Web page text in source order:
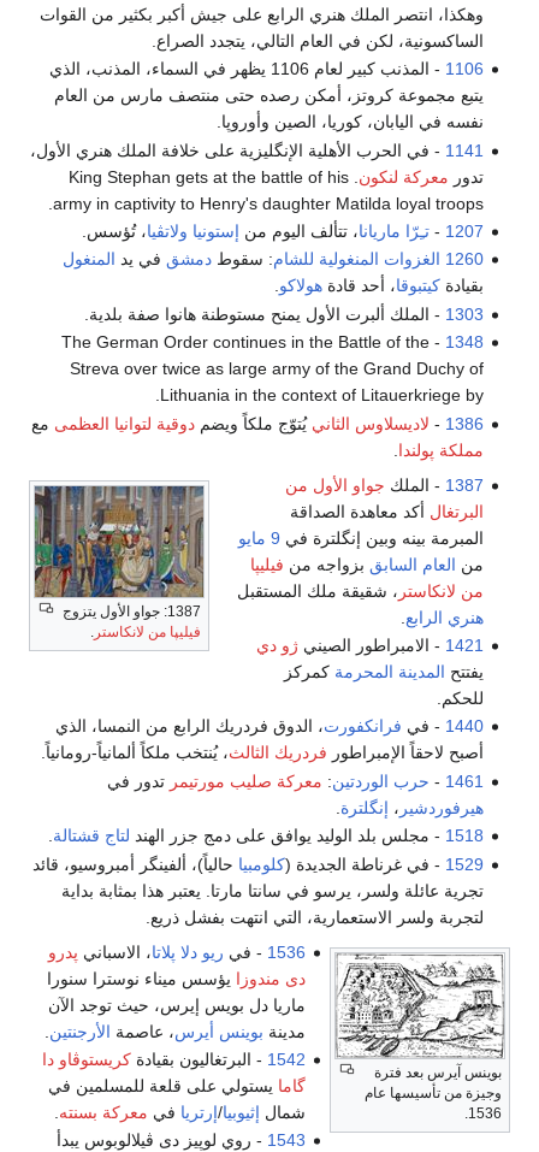
وهكذا، انتصر الملك هنري الرابع على جيش أكبر بكثير من القوات
الساكسونية، لكن في العام التالي، يتجدد الصراع.
1106
- المذنب كبير لعام 1106 يظهر في السماء، المذنب، الذي
يتبع مجموعة كروتز، أمكن رصده حتى منتصف مارس من العام
نفسه في اليابان، كوريا، الصين وأوروپا.
1141 - في الحرب الأهلية الإنگليزية على خلافة الملك هنري الأول،
تدور معركة لنكون . King Stephan gets at the battle of his
army in captivity to Henry's daughter Matilda loyal troops.
1207
-تـِرّا ماريانا، تتألف اليوم من إستونيا ولاتڤيا، تُؤسس.
1260 الغزوات المنغولية للشام: سقوطدمشق في يد المنغول
بقيادةكيتبوقا، أحد قادةهولاكو.
1303 - الملك ألبرت الأول يمنح مستوطنة هانوا صفة بلدية.
1348
- The German Order continues in the Battle of the
Streva over twice as large army of the Grand Duchy of
Lithuania in the context of Litauerkriege by.
1386
- لاديسلاوس الثاني يُتوّج ملكاً ويضمدوقية لتوانيا العظمى مع
مملكة پولندا
1387: جواو الأول يتزوج
فيليپا من لانكاستر
1387 - الملك جواو الأول من
البرتغال أكد معاهدة الصداقة
المبرمة بينه وبين إنگلترة في 9 مايو
من العام السابق بزواجه من فيليپا
من لانكاستر ، شقيقة ملك المستقبل
هنري الرابع
1421 - الامبراطور الصينيژو دي
يفتتح المدينة المحرمة كمركز
للحكم.
1440 - في فرانكفورت، الدوق فردريك الرابع من النمسا، الذي
أصبح لاحقاً الإمبراطور فردريك الثالث، يُنتخب ملكاً ألمانياً-رومانياً.
1461
- حرب الوردتين: معركة صليب مورتيمر تدور في
هيرفوردشير ، إنگلترة
1518 - مجلس بلد الوليد يوافق على دمج جزر الهند لتاج قشتالة.
1529 - في غرناطة الجديدة (كلومبيا حالياً)، ألفينگر أمبروسيو، قائد
تجرية عائلة ولسر، يرسو في سانتا مارتا. يعتبر هذا بمثابة بداية
لتجربة ولسر الاستعمارية، التي انتهت بفشل ذريع.
بوينس آيرس بعد فترة
وجيزة من تأسيسها عام
1536.
1536 - في ريو دلا پلاتا، الاسباني پدرو
دى مندوزا يؤسس ميناء نوسترا سنورا
ماريا دل بويس إيرس، حيث توجد الآن
مدينة بوينس أيرس، عاصمة الأرجنتين
1542 - البرتغاليون بقيادة كريستوڤاو دا
گاما يستولي على قلعة للمسلمين في
شمال إثيوبيا/إرتريا في معركة بسنته
1543 - روي لوپيز دى ڤيلالوبوس يبدأ